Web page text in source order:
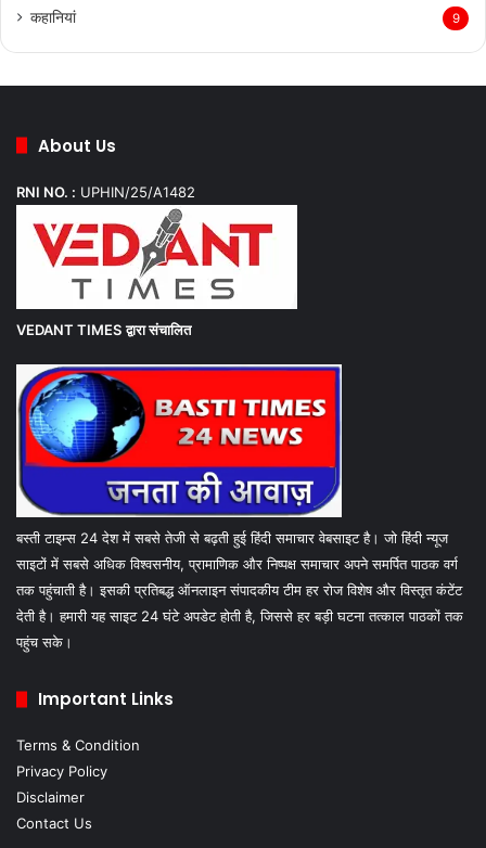
कहानियां 9
About Us
RNI NO. : UPHIN/25/A1482
VEDANT TIMES द्वारा संचालित
बस्ती टाइम्स 24 देश में सबसे तेजी से बढ़ती हुई हिंदी समाचार वेबसाइट है। जो हिंदी न्यूज
साइटों में सबसे अधिक विश्वसनीय, प्रामाणिक और निष्पक्ष समाचार अपने समर्पित पाठक वर्ग
तक पहुंचाती है। इसकी प्रतिबद्ध ऑनलाइन संपादकीय टीम हर रोज विशेष और विस्तृत कंटेंट
देती है। हमारी यह साइट 24 घंटे अपडेट होती है, जिससे हर बड़ी घटना तत्काल पाठकों तक
पहुंच सके।
Important Links
Terms & Condition
Privacy Policy
Disclaimer
Contact Us